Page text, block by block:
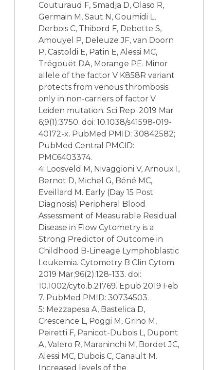
Couturaud F, Smadja D, Olaso R,
Germain M, Saut N, Goumidi L,
Derbois C, Thibord F, Debette S,
Amouyel P, Deleuze JF, van Doorn
P, Castoldi E, Patin E, Alessi MC,
Trégouët DA, Morange PE. Minor
allele of the factor V K858R variant
protects from venous thrombosis
only in non-carriers of factor V
Leiden mutation. Sci Rep. 2019 Mar
6;9(1):3750. doi: 10.1038/s41598-019-
40172-x. PubMed PMID: 30842582;
PubMed Central PMCID:
PMC6403374.
4: Loosveld M, Nivaggioni V, Arnoux I,
Bernot D, Michel G, Béné MC,
Eveillard M. Early (Day 15 Post
Diagnosis) Peripheral Blood
Assessment of Measurable Residual
Disease in Flow Cytometry is a
Strong Predictor of Outcome in
Childhood B-Lineage Lymphoblastic
Leukemia. Cytometry B Clin Cytom.
2019 Mar;96(2):128-133. doi:
10.1002/cyto.b.21769. Epub 2019 Feb
7. PubMed PMID: 30734503.
5​: Mezzapesa A, Bastelica D,
Crescence L, Poggi M, Grino M,
Peiretti F, Panicot-Dubois L, Dupont
A, Valero R, Maraninchi M, Bordet JC,
Alessi MC, Dubois C, Canault M.
Increased levels of the